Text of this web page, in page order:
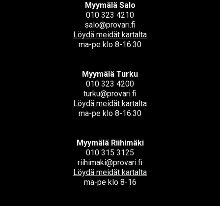
Myymälä Salo
010 323 4210
salo@provari.fi
Löydä meidät kartalta
ma-pe klo 8-16:30
Myymälä Turku
010 323 4200
turku@provari.fi
Löydä meidät kartalta
ma-pe klo 8-16:30
Myymälä Riihimäki
010 315 3125
riihimaki@provari.fi
Löydä meidät kartalta
ma-pe klo 8-16